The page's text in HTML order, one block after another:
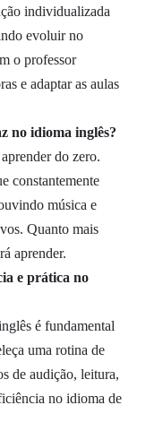
individualizada
evoluir no
o professor
e adaptar as aulas
no idioma inglês?
do zero.
constantemente
música e
Quanto mais
aprender.
e prática no
é fundamental
uma rotina de
de audição, leitura,
no idioma de